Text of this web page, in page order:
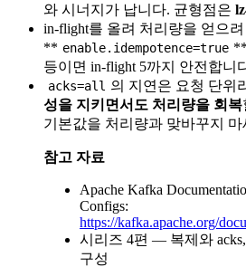
와 시너지가 납니다. 균형점은
in-flight를 올려 처리량을 얻으려
** enable.idempotence=true
등이면 in-flight 5까지 안전합니
acks=all 의 지연은 요청 단위
성을 지키면서도 처리량을 회복
기본값을 처리량과 맞바꾸지 마
참고 자료
Apache Kafka
Configs:
https://kafka.apache.org/
시리즈 4편 — 복제와
구성